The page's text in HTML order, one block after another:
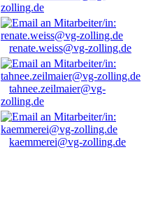
zolling.de
renate.weiss@vg-zolling.de
tahnee.zeilmaier@vg-
zolling.de
kaemmerei@vg-zolling.de